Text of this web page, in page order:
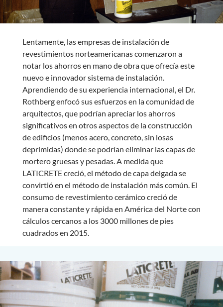
Lentamente, las empresas de instalación de
revestimientos norteamericanas comenzaron a
notar los ahorros en mano de obra que ofrecía este
nuevo e innovador sistema de instalación.
Aprendiendo de su experiencia internacional, el Dr.
Rothberg enfocó sus esfuerzos en la comunidad de
arquitectos, que podrían apreciar los ahorros
significativos en otros aspectos de la construcción
de edificios (menos acero, concreto, sin losas
deprimidas) donde se podrían eliminar las capas de
mortero gruesas y pesadas. A medida que
LATICRETE creció, el método de capa delgada se
convirtió en el método de instalación más común. El
consumo de revestimiento cerámico creció de
manera constante y rápida en América del Norte con
cálculos cercanos a los 3000 millones de pies
cuadrados en 2015.